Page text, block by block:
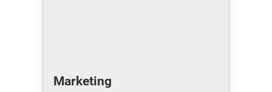
Marketing